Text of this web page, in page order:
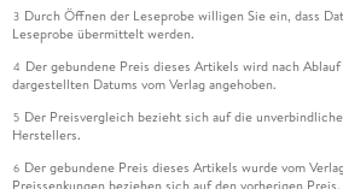
3 Durch Öffnen der Leseprobe willigen Sie ein, dass
Leseprobe übermittelt werden.
4 Der gebundene Preis dieses Artikels wird nach
dargestellten Datums vom Verlag angehoben.
5 Der Preisvergleich bezieht sich auf die
Herstellers.
6 Der gebundene Preis dieses Artikels wurde vom